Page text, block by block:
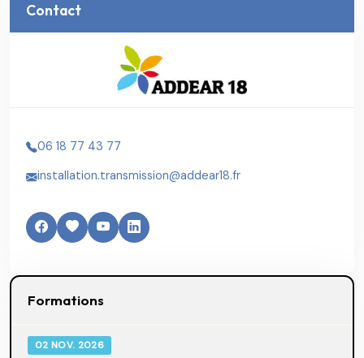
Contact
06 18 77 43 77
installation.transmission@addear18.fr
Formations
02 NOV. 2026